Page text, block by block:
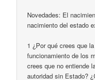
Novedades: El
nacimiento del estado
1 ¿Por qué crees que
funcionamiento de los
crees que no entiende
autoridad sin Estado?